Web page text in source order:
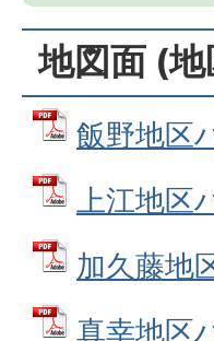
地図面 (
飯野地区
上江地区
加久藤地
真幸地区